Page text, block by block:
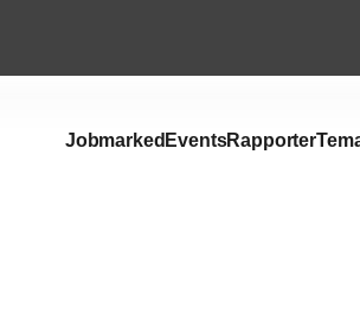
Jobmarked EventsRapporter